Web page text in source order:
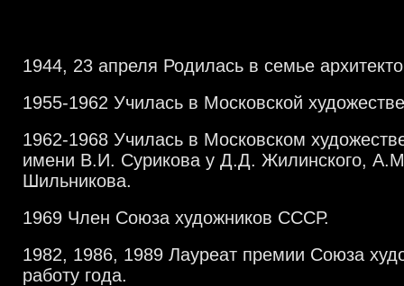
1944, 23 апреля Родилась в семье
1955-1962 Училась в Московской
1962-1968 Училась в Московском
имени В.И. Сурикова у Д.Д. Жилинского,
Шильникова.
1969 Член Союза художников СССР.
1982, 1986, 1989 Лауреат премии Союза
работу года.